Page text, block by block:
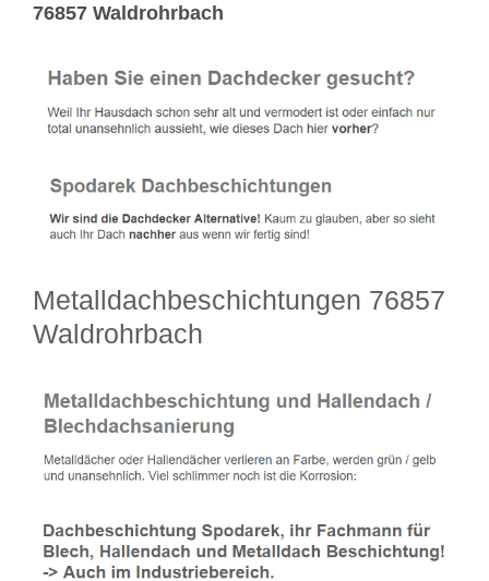
76857 Waldrohrbach
Metalldachbeschichtungen 76857
Waldrohrbach